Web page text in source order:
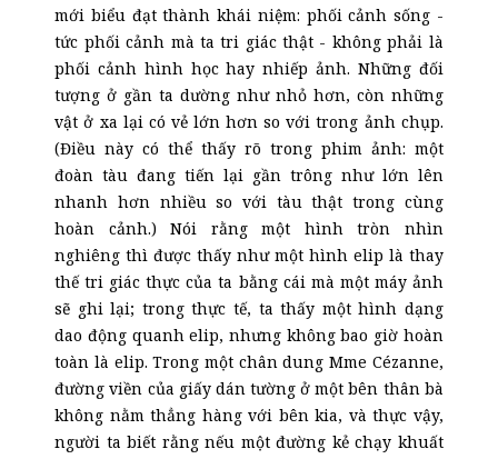
mới biểu đạt thành khái niệm: phối cảnh sống -
tức phối cảnh mà ta tri giác thật - không phải là
phối cảnh hình học hay nhiếp ảnh. Những đối
tượng ở gần ta dường như nhỏ hơn, còn những
vật ở xa lại có vẻ lớn hơn so với trong ảnh chụp.
(Điều này có thể thấy rõ trong phim ảnh: một
đoàn tàu đang tiến lại gần trông như lớn lên
nhanh hơn nhiều so với tàu thật trong cùng
hoàn cảnh.) Nói rằng một hình tròn nhìn
nghiêng thì được thấy như một hình elip là thay
thế tri giác thực của ta bằng cái mà một máy ảnh
sẽ ghi lại; trong thực tế, ta thấy một hình dạng
dao động quanh elip, nhưng không bao giờ hoàn
toàn là elip. Trong một chân dung Mme Cézanne,
đường viền của giấy dán tường ở một bên thân bà
không nằm thẳng hàng với bên kia, và thực vậy,
người ta biết rằng nếu một đường kẻ chạy khuất